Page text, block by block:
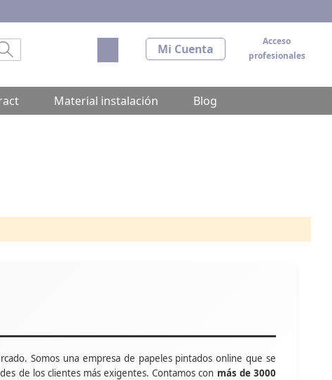
Acceso
profesionales
Mi Cuenta
Mi carrito
Material instalación Blog
Somos una empresa de papeles pintados online que se
de los clientes más exigentes. Contamos con más de 3000